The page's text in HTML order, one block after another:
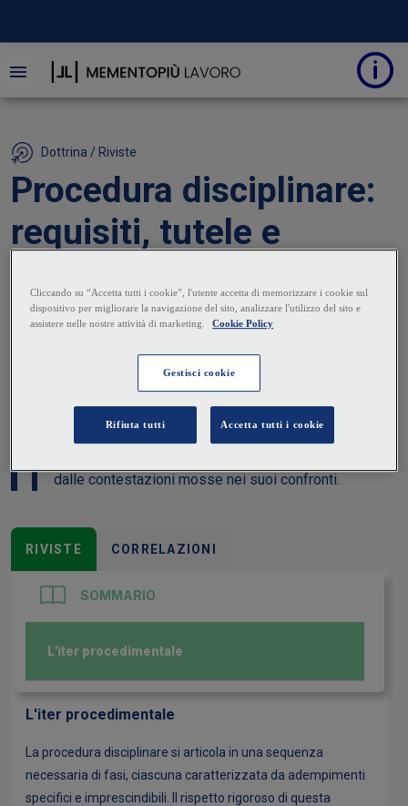
Dottrina / Riviste
Procedura disciplinare:
requisiti, tutele e
21 Luglio 2025 | Giuseppe Gentile
I presupposti procedimentali del potere disciplinare
del datore di lavoro rispondono a un duplice
interesse: quello del datore di lavoro, a sanzionare
comportamenti non conformi agli standard aziendali;
dalle contestazioni mosse nei suoi confronti.
RIVISTE CORRELAZIONI
SOMMARIO
L'iter procedimentale
L'iter procedimentale
La procedura disciplinare si articola in una sequenza
necessaria di fasi, ciascuna caratterizzata da adempimenti
specifici e imprescindibili. Il rispetto rigoroso di questa